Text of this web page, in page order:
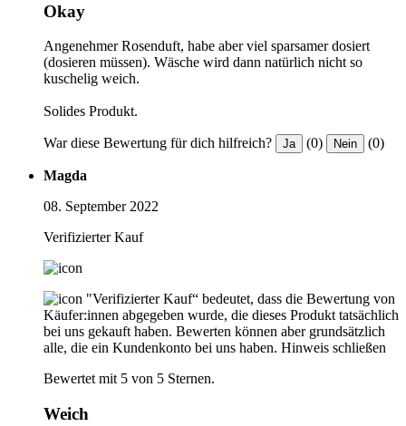
Okay
Angenehmer Rosenduft, habe aber viel sparsamer dosiert
(dosieren müssen). Wäsche wird dann natürlich nicht so
kuschelig weich.
Solides Produkt.
War diese Bewertung für dich hilfreich? Ja (0) Nein (0)
Magda
08. September 2022
Verifizierter Kauf
"Verifizierter Kauf“ bedeutet, dass die Bewertung von
Käufer:innen abgegeben wurde, die dieses Produkt tatsächlich
bei uns gekauft haben. Bewerten können aber grundsätzlich
alle, die ein Kundenkonto bei uns haben. Hinweis schließen
Bewertet mit 5 von 5 Sternen.
Weich